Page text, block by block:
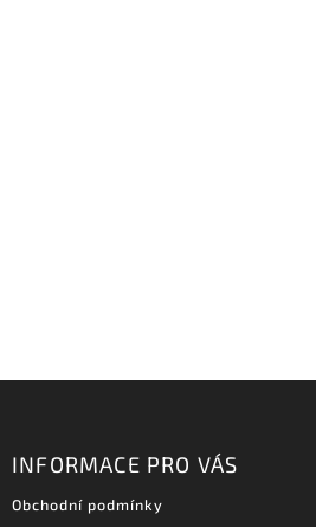
INFORMACE PRO VÁS
Obchodní podmínky